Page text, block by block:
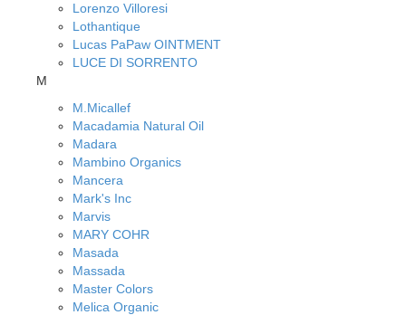
Lorenzo Villoresi
Lothantique
Lucas PaPaw OINTMENT
LUCE DI SORRENTO
M
M.Micallef
Macadamia Natural Oil
Madara
Mambino Organics
Mancera
Mark's Inc
Marvis
MARY COHR
Masada
Massada
Master Colors
Melica Organic